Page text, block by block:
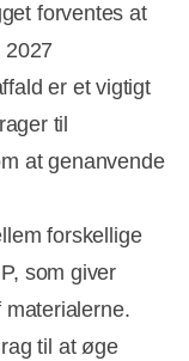
forventes at
er et vigtigt
til
at genanvende
forskellige
som giver
materialerne.
til at øge